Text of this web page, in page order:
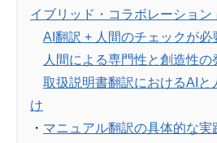
イブリッド・コラボレーション
AI翻訳 + 人間のチェックが必
人間による専門性と創造性の
取扱説明書翻訳におけるAIと
け
・ マニュアル翻訳の具体的な実